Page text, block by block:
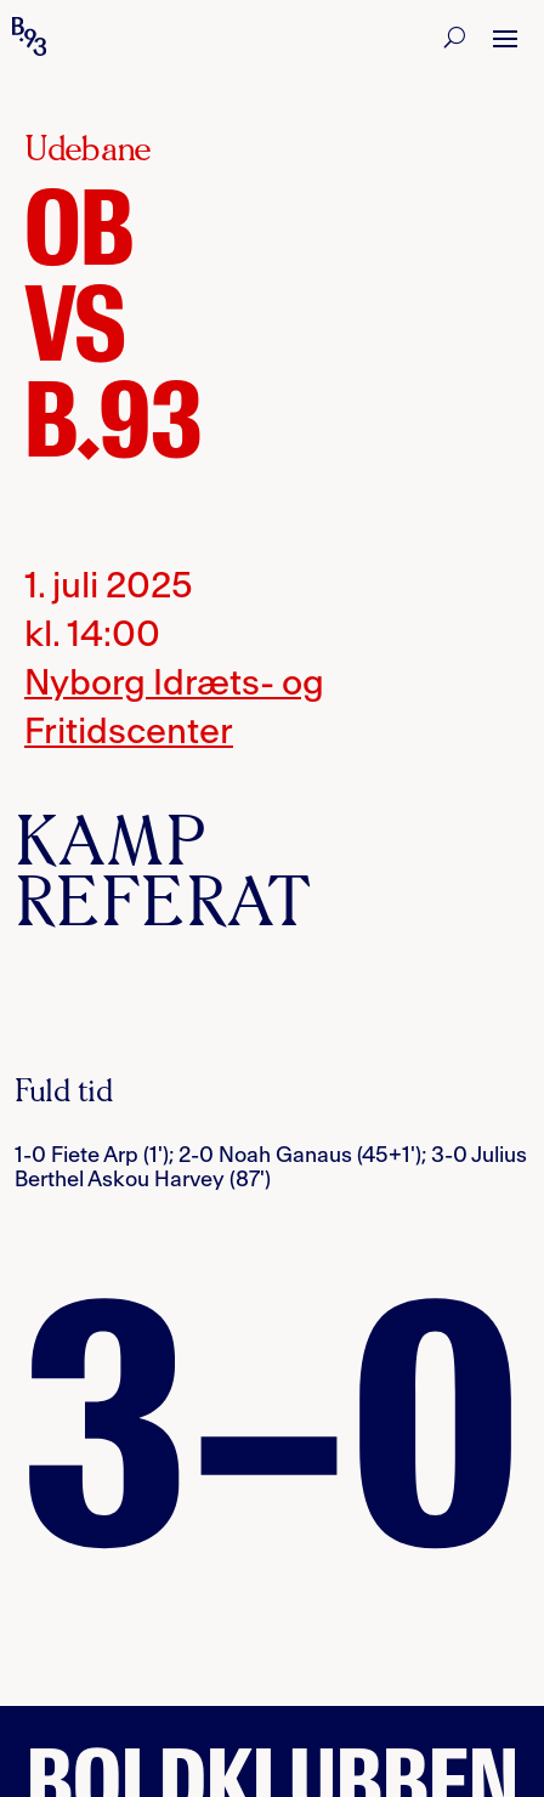
Udebane
OB
VS
B.93
1. juli 2025
kl. 14:00
Nyborg Idræts- og
Fritidscenter
KAMP
REFERAT
Fuld tid
1-0 Fiete Arp (1'); 2-0 Noah Ganaus (45+1'); 3-0 Julius
Berthel Askou Harvey (87')
3–0